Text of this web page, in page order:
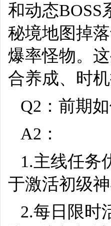
和动态
秘境地图掉
爆率怪物。
合养成、时
Q2：前期
A2：
1.主线任务
于激活初级神
2.每日限时